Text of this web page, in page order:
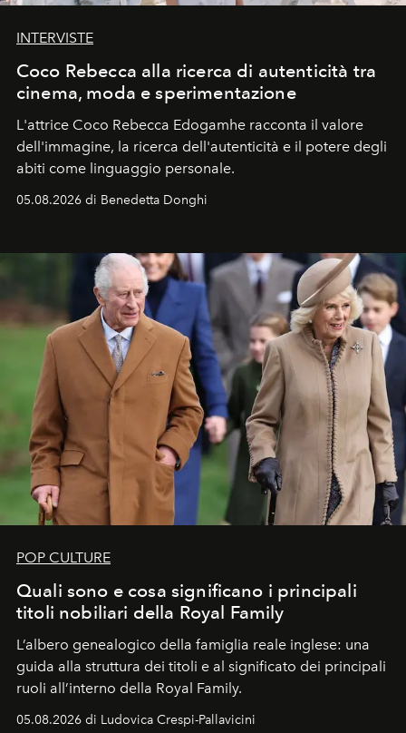
INTERVISTE
Coco Rebecca alla ricerca di autenticità tra
cinema, moda e sperimentazione
L'attrice Coco Rebecca Edogamhe racconta il valore
dell'immagine, la ricerca dell'autenticità e il potere degli
abiti come linguaggio personale.
05.08.2026 di Benedetta Donghi
POP CULTURE
Quali sono e cosa significano i principali
titoli nobiliari della Royal Family
L’albero genealogico della famiglia reale inglese: una
guida alla struttura dei titoli e al significato dei principali
ruoli all’interno della Royal Family.
05.08.2026 di Ludovica Crespi-Pallavicini